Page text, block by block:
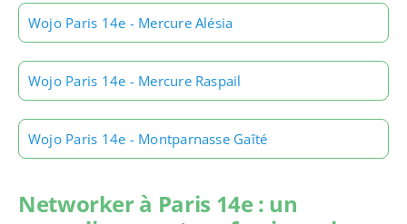
Wojo Paris 14e - Mercure Alésia
Wojo Paris 14e - Mercure Raspail
Wojo Paris 14e - Montparnasse Gaîté
Networker à Paris 14e : un